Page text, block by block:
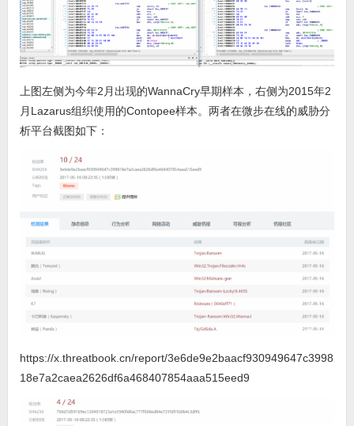
上图左侧为今年2月出现的WannaCry早期样本，右侧为2015年2
月Lazarus组织使用的Contopee样本。两者在微步在线的威胁分
析平台截图如下：
https://x.threatbook.cn/report/3e6de9e2baacf930949647c3998
18e7a2caea2626df6a468407854aaa515eed9